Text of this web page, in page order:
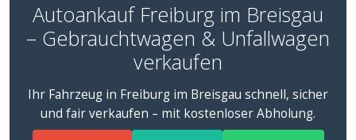
Autoankauf Freiburg im Breisgau
– Gebrauchtwagen & Unfallwagen
verkaufen
Ihr Fahrzeug in Freiburg im Breisgau schnell, sicher
und fair verkaufen – mit kostenloser Abholung.